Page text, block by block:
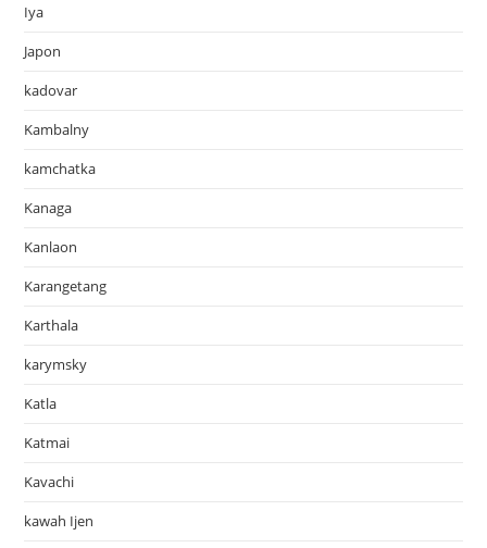
Iya
Japon
kadovar
Kambalny
kamchatka
Kanaga
Kanlaon
Karangetang
Karthala
karymsky
Katla
Katmai
Kavachi
kawah Ijen